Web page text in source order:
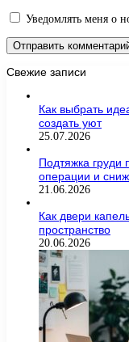
Уведомлять меня о
Свежие записи
Как выбрать
создать уют
25.07.2026
Подтяжка груди
операции и
21.06.2026
Как двери
пространство
20.06.2026